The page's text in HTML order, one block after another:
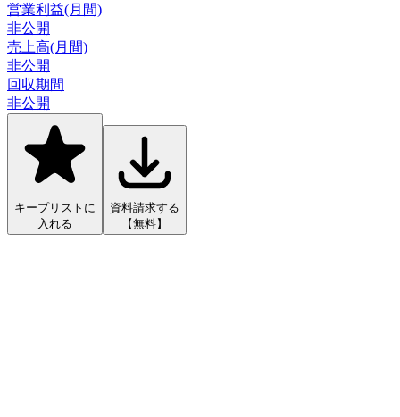
営業利益(月間)
非公開
売上高(月間)
非公開
回収期間
非公開
キープリストに
入れる
資料請求する
【無料】